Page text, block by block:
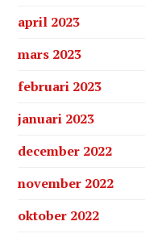
april 2023
mars 2023
februari 2023
januari 2023
december 2022
november 2022
oktober 2022